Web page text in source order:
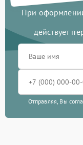
При
действует
Отправляя, Вы